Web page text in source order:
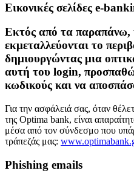
Εικονικές σελίδες e-
Εκτός από τα παραπάνω,
εκμεταλλεύονται το
δημιουργώντας μια
αυτή του login,
κωδικούς και να
Για την ασφάλειά σας, όταν
της Optima bank, είναι
μέσα από τον σύνδεσμο που
τράπεζάς μας:
Phishing emails